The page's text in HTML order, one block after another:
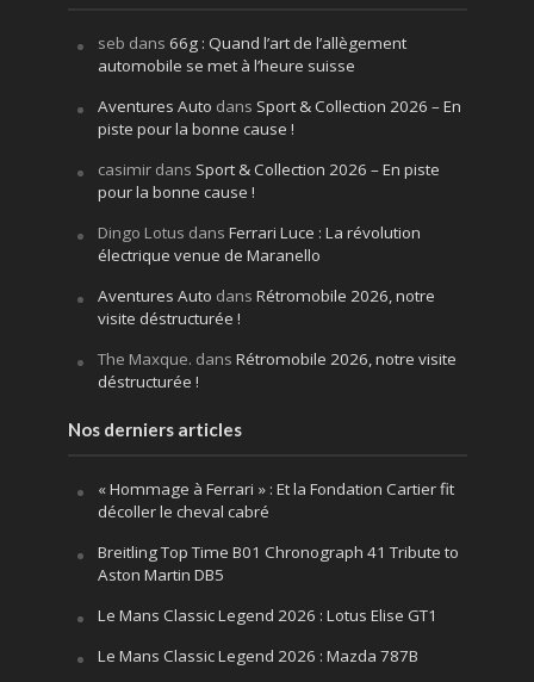
seb dans 66g : Quand l’art de l’allègement
automobile se met à l’heure suisse
Aventures Auto dans Sport & Collection 2026 – En
piste pour la bonne cause !
casimirdans Sport & Collection 2026 – En piste
pour la bonne cause !
Dingo Lotus dans Ferrari Luce : La révolution
électrique venue de Maranello
Aventures Auto dans Rétromobile 2026, notre
visite déstructurée !
The Maxque. dans Rétromobile 2026, notre visite
déstructurée !
Nos derniers articles
« Hommage à Ferrari » : Et la Fondation Cartier fit
décoller le cheval cabré
Breitling Top Time B01 Chronograph 41 Tribute to
Aston Martin DB5
Le Mans Classic Legend 2026 : Lotus Elise GT1
Le Mans Classic Legend 2026 : Mazda 787B